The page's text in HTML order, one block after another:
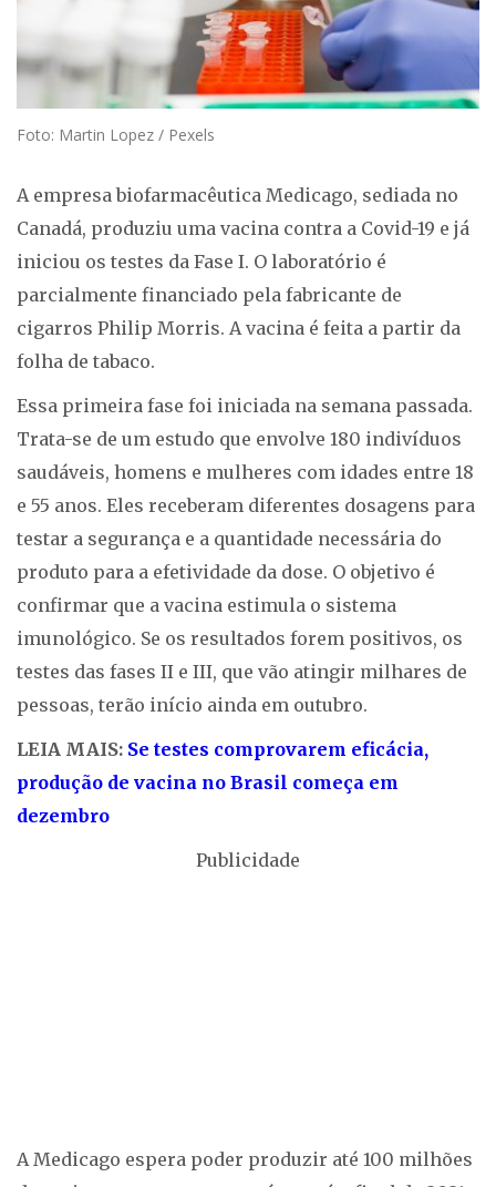
Foto: Martin Lopez / Pexels
A empresa biofarmacêutica Medicago, sediada no
Canadá, produziu uma vacina contra a Covid-19 e já
iniciou os testes da Fase I. O laboratório é
parcialmente financiado pela fabricante de
cigarros Philip Morris. A vacina é feita a partir da
folha de tabaco.
Essa primeira fase foi iniciada na semana passada.
Trata-se de um estudo que envolve 180 indivíduos
saudáveis, homens e mulheres com idades entre 18
e 55 anos. Eles receberam diferentes dosagens para
testar a segurança e a quantidade necessária do
produto para a efetividade da dose. O objetivo é
confirmar que a vacina estimula o sistema
imunológico. Se os resultados forem positivos, os
testes das fases II e III, que vão atingir milhares de
pessoas, terão início ainda em outubro.
LEIA MAIS: Se testes comprovarem eficácia,
produção de vacina no Brasil começa em
dezembro
Publicidade
A Medicago espera poder produzir até 100 milhões